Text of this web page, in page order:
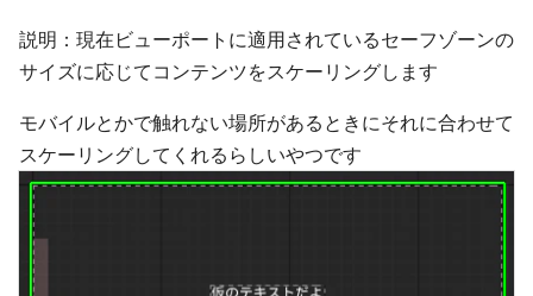
説明：現在ビューポートに適用されているセーフゾーンの
サイズに応じてコンテンツをスケーリングします
モバイルとかで触れない場所があるときにそれに合わせて
スケーリングしてくれるらしいやつです